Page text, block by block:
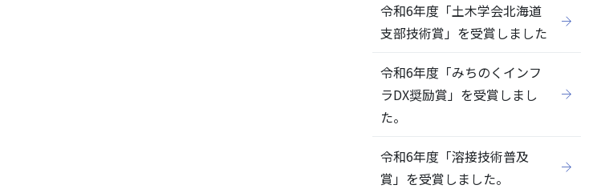
令和6年度「土木学会北海道
支部技術賞」を受賞しました
令和6年度「みちのくインフ
ラDX奨励賞」を受賞しまし
た。
令和6年度「溶接技術普及
賞」を受賞しました。